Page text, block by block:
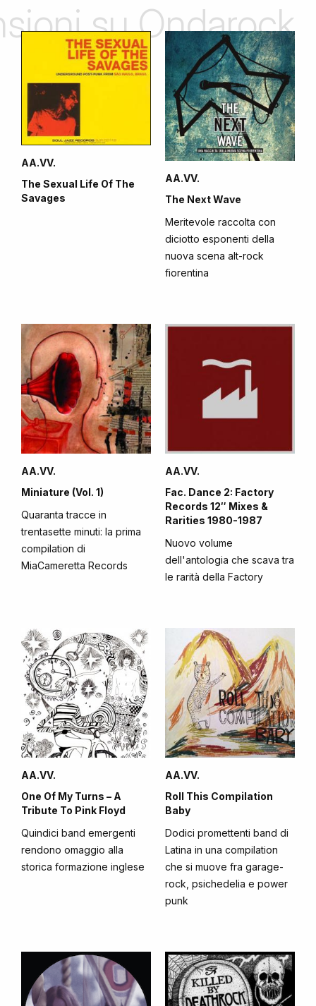
su Ondarock
AA.VV.
The Sexual Life Of The
Savages
AA.VV.
The Next Wave
Meritevole raccolta con
diciotto esponenti della
nuova scena alt-rock
fiorentina
AA.VV.
Miniature (Vol. 1)
Quaranta tracce in
trentasette minuti: la prima
compilation di
MiaCameretta Records
AA.VV.
Fac. Dance 2: Factory
Records 12″ Mixes &
Rarities 1980-1987
Nuovo volume
dell'antologia che scava tra
le rarità della Factory
AA.VV.
One Of My Turns – A
Tribute To Pink Floyd
Quindici band emergenti
rendono omaggio alla
storica formazione inglese
AA.VV.
Roll This Compilation
Baby
Dodici promettenti band di
Latina in una compilation
che si muove fra garage-
rock, psichedelia e power
punk